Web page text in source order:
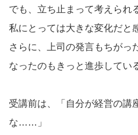
でも、立ち止まって考えられ
私にとっては大きな変化だと
さらに、上司の発言もちがっ
なったのもきっと進歩してい
受講前は、「自分が経営の講
な……」